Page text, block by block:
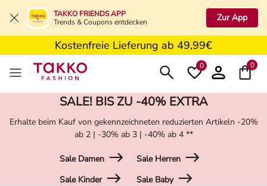
TAKKO FRIENDS APP
Trends & Coupons entdecken
Zur App
5€ Gutschein nach Registrierung*
Kostenfreie Retoure in der Filiale
Kostenfreie Lieferung ab 49,99€
5€ Gutschein nach Registrierung*
0 0
SALE! BIS ZU -40% EXTRA
Erhalte beim Kauf von gekennzeichneten reduzierten Artikeln -20%
ab 2 | -30% ab 3 | -40% ab 4 **
Sale Damen
Sale Herren
Sale Kinder
Sale Baby